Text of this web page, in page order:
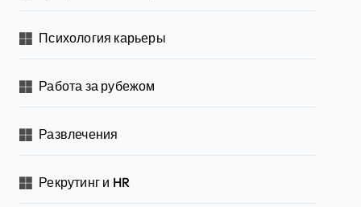
Психология карьеры
Работа за рубежом
Развлечения
Рекрутинг и HR